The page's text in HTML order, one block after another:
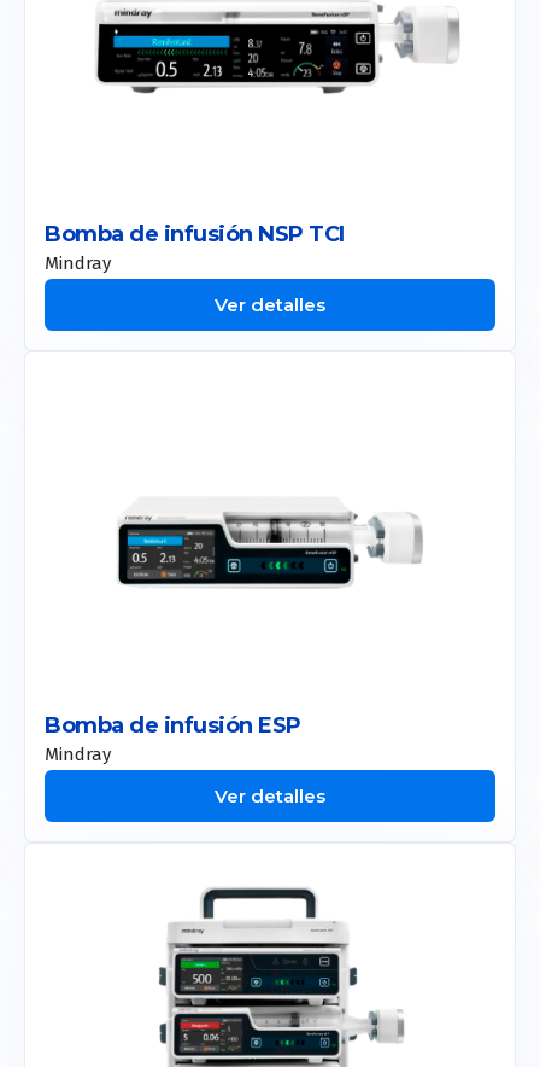
Doublo
New Doublo 2.0
Toro
Motus Pro
CM Slim
Apolex Tite
Bomba de infusión NSP TCI
Mindray
Ver detalles
Bomba de infusión ESP
Mindray
Ver detalles